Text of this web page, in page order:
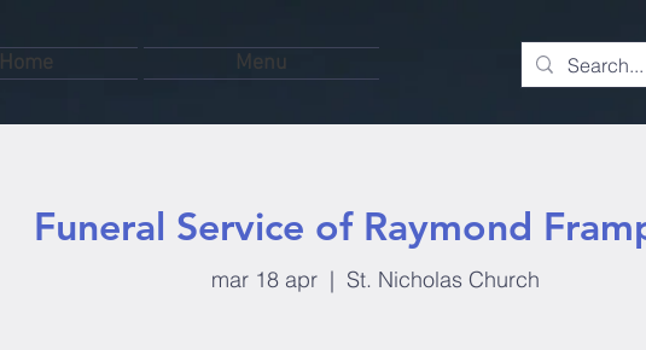
Home Menu
Funeral Service of Raymond
mar 18 apr
  |
St. Nicholas Church